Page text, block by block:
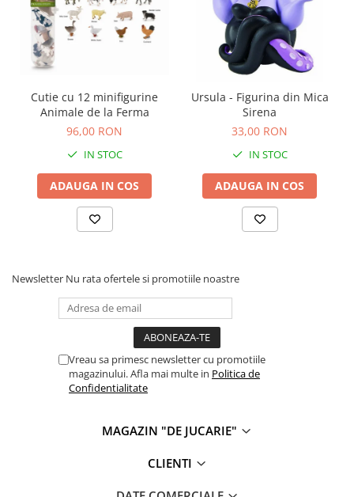
Cadouri ieftine pentru copii
Cadouri botez
Cadou copii 2 ani
Cadou copii 4 ani
Cadou copii 5 ani
Cadou copii 6 ani
Cadou copii 7 ani
Cadou copii 8 ani
Cadou copii 9 ani
Cadou copii 11 ani
Cadou copii 12 ani
Penar baieti
Caserola compartimentata copii
Cutie cu 12 minifigurine
Animale de la Ferma
96,00 RON
IN STOC
ADAUGA IN COS
Ursula - Figurina din Mica
Sirena
33,00 RON
IN STOC
ADAUGA IN COS
Newsletter Nu rata ofertele si promotiile noastre
Vreau sa primesc newsletter cu promotiile
magazinului. Afla mai multe in Politica de
Confidentialitate
MAGAZIN "DE JUCARIE"
CLIENTI